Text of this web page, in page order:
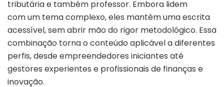
tributária e também professor. Embora lidem
com um tema complexo, eles mantêm uma escrita
acessível, sem abrir mão do rigor metodológico. Essa
combinação torna o conteúdo aplicável a diferentes
perfis, desde empreendedores iniciantes até
gestores experientes e profissionais de finanças e
inovação.